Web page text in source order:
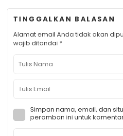
TINGGALKAN BALASAN
Alamat email Anda tidak akan
wajib ditandai *
Simpan nama, email, dan
peramban ini untuk